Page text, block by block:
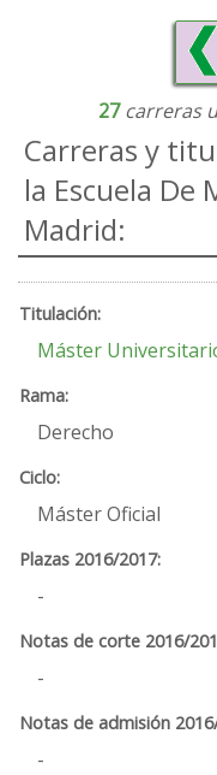
27carreras
Carreras y
la Escuela De
Madrid:
Máster
Derecho
Máster Oficial
-
-
-